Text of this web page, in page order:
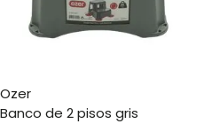
ozer
banco de 2 pisos gris